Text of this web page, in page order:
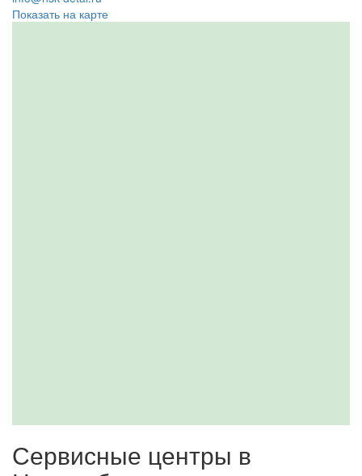
Показать на карте
Сервисные центры в